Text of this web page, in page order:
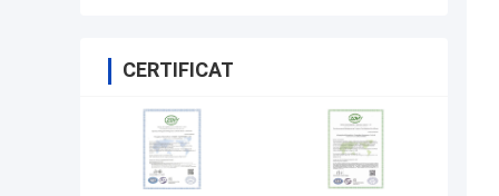
CERTIFICAT